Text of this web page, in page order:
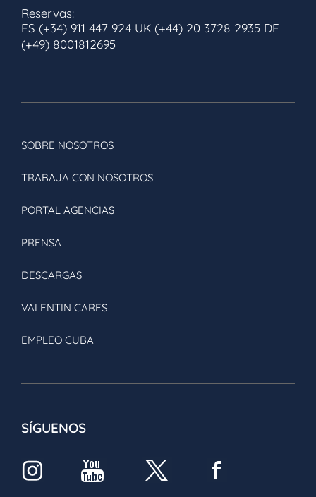
CAYO SANTA MARÍA
Valentin Perla Blanca
Valentin Quinta Avenida
Reservas:
ES (+34) 911 447 924 UK (+44) 20 3728 2935 DE
(+49) 8001812695
SOBRE NOSOTROS
TRABAJA CON NOSOTROS
PORTAL AGENCIAS
PRENSA
DESCARGAS
VALENTIN CARES
EMPLEO CUBA
SÍGUENOS